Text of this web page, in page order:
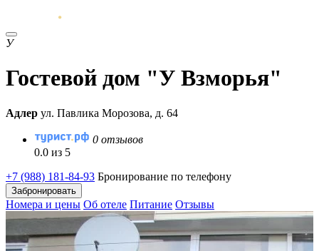
У
Гостевой дом "У Взморья"
Адлер ул. Павлика Морозова, д. 64
0 отзывов
0.0 из 5
+7 (988) 181-84-93 Бронирование по телефону
Забронировать
Номера и цены Об отеле Питание Отзывы